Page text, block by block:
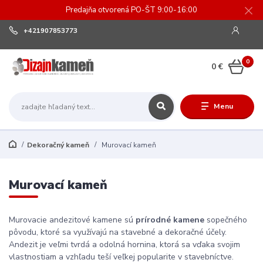
Predajňa otvorená PO-ŠT 9:00-16:00
Menu
+421907853773
0
0 €
Dekoračný kameň Murovací kameň
Murovací kameň
Murovacie andezitové kamene sú prírodné kamene sopečného
pôvodu, ktoré sa využívajú na stavebné a dekoračné účely.
Andezit je veľmi tvrdá a odolná hornina, ktorá sa vďaka svojim
vlastnostiam a vzhľadu teší veľkej popularite v stavebníctve.